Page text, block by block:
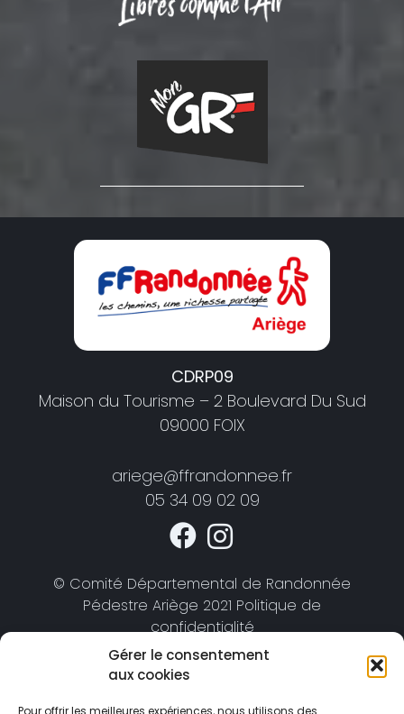
Gérer le consentement
aux cookies
Pour offrir les meilleures expériences, nous utilisons des
CDRP09
Maison du Tourisme – 2 Boulevard Du Sud
09000 FOIX
ariege@ffrandonnee.fr
05 34 09 02 09
© Comité Départemental de Randonnée
Pédestre Ariège 2021 Politique de
confidentialité